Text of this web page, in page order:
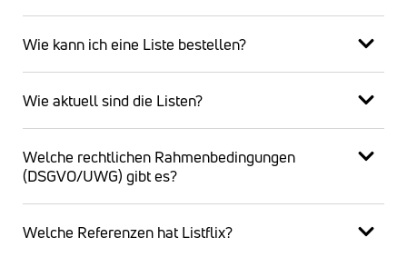
Wie kann ich eine Liste bestellen?
Wie aktuell sind die Listen?
Welche rechtlichen Rahmenbedingungen
(DSGVO/UWG) gibt es?
Welche Referenzen hat Listflix?